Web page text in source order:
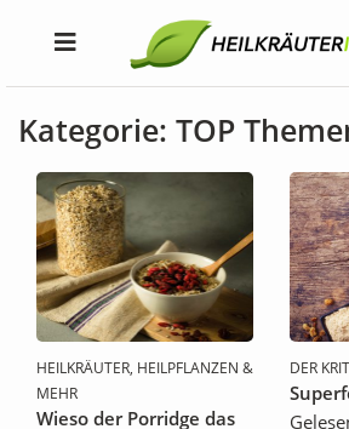
Kategorie: TOP
HEILKRÄUTER, HEILPFLANZEN &
MEHR
Wieso der Porridge das
DER